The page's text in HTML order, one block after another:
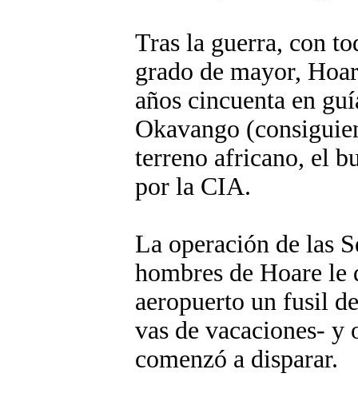
Tras la guerra, con
grado de mayor,
años cincuenta en
Okavango
terreno africano, el
por la CIA.
La operación de las
hombres de Hoare
aeropuerto un fusil
vas de vacaciones- y
comenzó a disparar.